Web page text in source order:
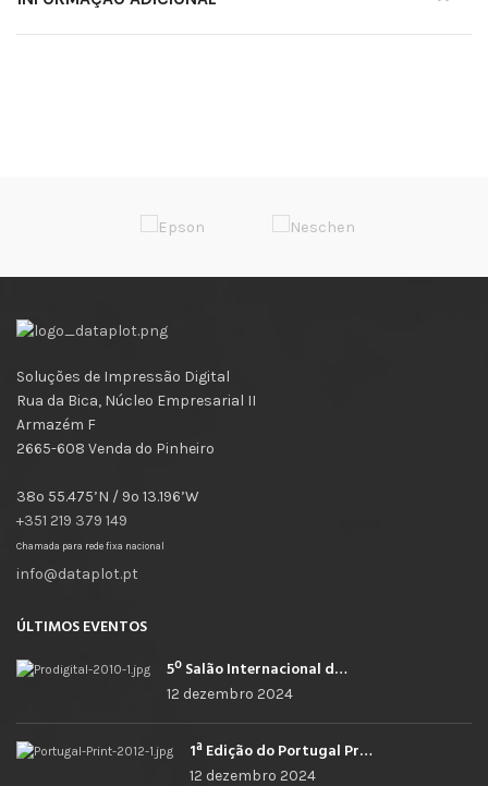
Soluções de Impressão Digital
Rua da Bica, Núcleo Empresarial II
Armazém F
2665-608 Venda do Pinheiro
38º 55.475’N / 9º 13.196’W
+351 219 379 149
Chamada para rede fixa nacional
info@dataplot.pt
ÚLTIMOS EVENTOS
5º Salão Internacional de Impressão, Imagem, Comunicação Digital e Têxtil Promocional
12 dezembro 2024
1ª Edição do Portugal Print
12 dezembro 2024